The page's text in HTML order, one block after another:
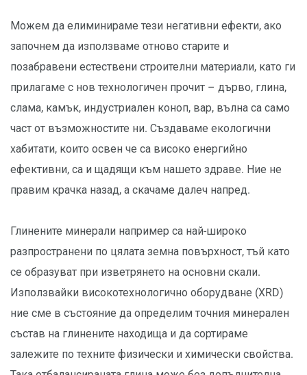
Можем да елиминираме тези негативни ефекти, ако
започнем да използваме отново старите и
позабравени естествени строителни материали, като ги
прилагаме с нов технологичен прочит – дърво, глина,
слама, камък, индустриален коноп, вар, вълна са само
част от възможностите ни. Създаваме екологични
хабитати, които освен че са високо енергийно
ефективни, са и щадящи към нашето здраве. Ние не
правим крачка назад, а скачаме далеч напред.
Глинените минерали например са най-широко
разпространени по цялата земна повърхност, тъй като
се образуват при изветрянето на основни скали.
Използвайки високотехнологично оборудване (XRD)
ние сме в състояние да определим точния минерален
състав на глинените находища и да сортираме
залежите по техните физически и химически свойства.